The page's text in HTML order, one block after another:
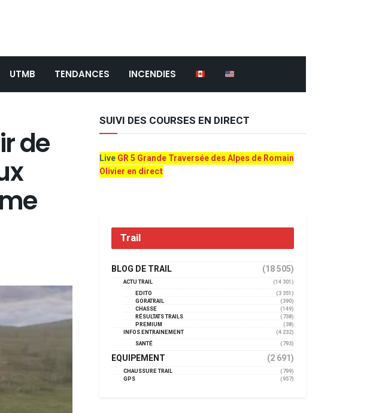
UTMB TENDANCES INCENDIES
de
SUIVI DES COURSES EN DIRECT
LiveGR 5 Grande Traversée des Alpes de Romain
Olivier en direct
Trail
BLOG DE TRAIL (18 505)
ACTU TRAIL
(14 301)
EDITO
(3 351)
GORATRAIL
(390)
CHASSE
(149)
RÉSULTATS TRAILS
(738)
PREMIUM
(38)
INFOS ENTRAINEMENT
(4 232)
SANTÉ
(793)
EQUIPEMENT (2 691)
CHAUSSURE TRAIL
(799)
GPS
(957)